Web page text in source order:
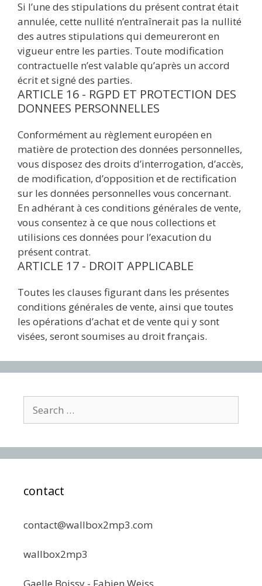
Si l’une des stipulations du présent contrat était
annulée, cette nullité n’entraînerait pas la nullité
des autres stipulations qui demeureront en
vigueur entre les parties. Toute modification
contractuelle n’est valable qu’après un accord
écrit et signé des parties.
ARTICLE 16 - RGPD ET PROTECTION DES
DONNEES PERSONNELLES
Conformément au règlement européen en
matière de protection des données personnelles,
vous disposez des droits d’interrogation, d’accès,
de modification, d’opposition et de rectification
sur les données personnelles vous concernant.
En adhérant à ces conditions générales de vente,
vous consentez à ce que nous collections et
utilisions ces données pour l’exacution du
présent contrat.
ARTICLE 17 - DROIT APPLICABLE
Toutes les clauses figurant dans les présentes
conditions générales de vente, ainsi que toutes
les opérations d’achat et de vente qui y sont
visées, seront soumises au droit français.
for:
contact
contact@wallbox2mp3.com
wallbox2mp3
Gaelle Boissy - Fabien Weiss